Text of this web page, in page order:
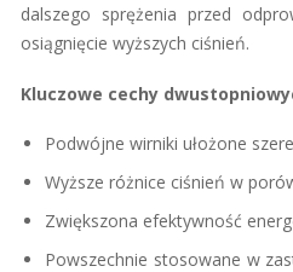
dalszego sprężenia przed
osiągnięcie wyższych ciśnień.
Kluczowe cechy
Podwójne wirniki ułożone
Wyższe różnice ciśnień w
Zwiększona efektywność
Powszechnie stosowane w